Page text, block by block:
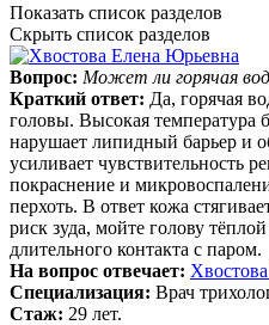
Показать список разделов
Скрыть список разделов
Вопрос: Может ли горячая
Краткий ответ: Да, горячая
головы. Высокая температура
нарушает липидный барьер и
усиливает чувствительность
покраснение и
перхоть. В ответ кожа
риск зуда, мойте голову
длительного контакта с паром.
На вопрос отвечает:
Специализация: Врач
Стаж: 29 лет.